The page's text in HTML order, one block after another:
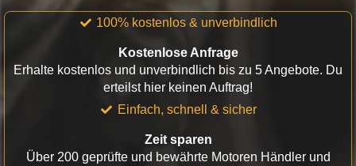
100% kostenlos & unverbindlich
Kostenlose Anfrage
Erhalte kostenlos und unverbindlich bis zu 5 Angebote. Du
erteilst hier keinen Auftrag!
Einfach, schnell & sicher
Zeit sparen
Über 200 geprüfte und bewährte Motoren Händler und